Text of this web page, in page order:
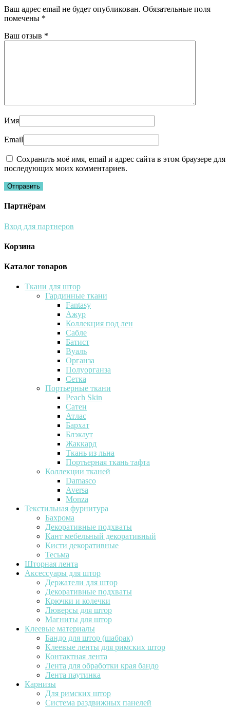
Ваш адрес email не будет опубликован. Обязательные поля
помечены *
Ваш отзыв *
Имя
Email
Сохранить моё имя, email и адрес сайта в этом браузере для
последующих моих комментариев.
Партнёрам
Вход для партнеров
Корзина
Каталог товаров
Ткани для штор
Гардинные ткани
Fantasy
Ажур
Коллекция под лен
Сабле
Батист
Вуаль
Органза
Полуорганза
Сетка
Портьерные ткани
Peach Skin
Сатен
Атлас
Бархат
Блэкаут
Жаккард
Ткань из льна
Портьерная ткань тафта
Коллекции тканей
Damasco
Aversa
Monza
Текстильная фурнитура
Бахрома
Декоративные подхваты
Кант мебельный декоративный
Кисти декоративные
Тесьма
Шторная лента
Аксессуары для штор
Держатели для штор
Декоративные подхваты
Крючки и колечки
Люверсы для штор
Магниты для штор
Клеевые материалы
Бандо для штор (шабрак)
Клеевые ленты для римских штор
Контактная лента
Лента для обработки края бандо
Лента паутинка
Карнизы
Для римских штор
Система раздвижных панелей